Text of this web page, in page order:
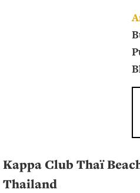
Kappa Club Thaï
Thailand